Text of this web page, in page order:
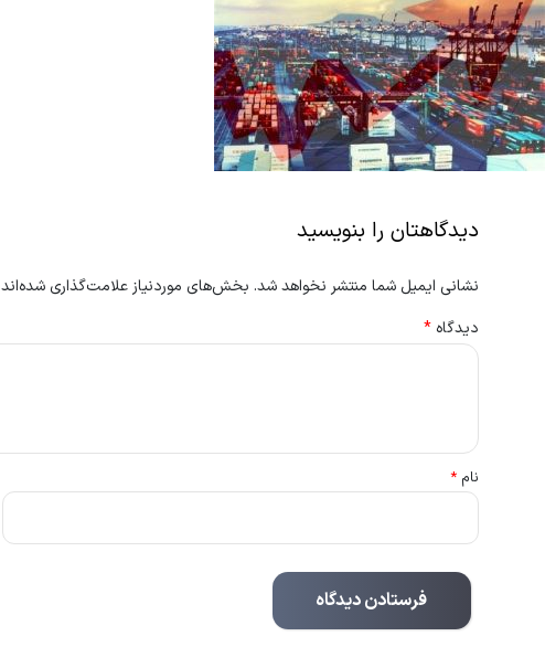
دیدگاهتان را بنویسید
نشانی ایمیل شما منتشر نخواهد شد. بخش‌های موردنیاز علامت‌گذاری شده‌اند
دیدگاه*
نام*